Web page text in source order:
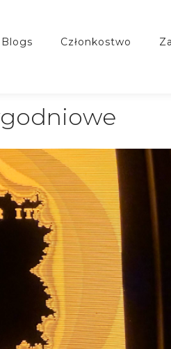
blogs członkostwo